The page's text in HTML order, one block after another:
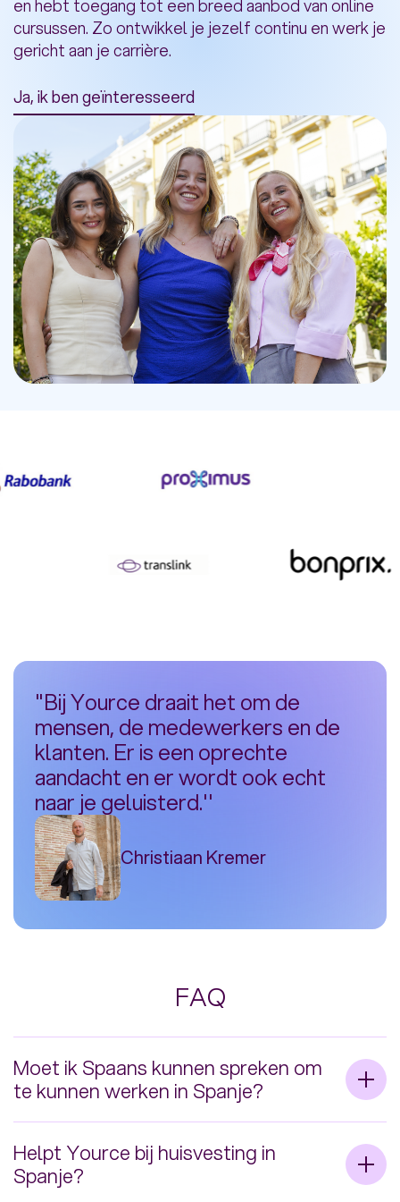
en hebt toegang tot een breed aanbod van online
cursussen. Zo ontwikkel je jezelf continu en werk je
gericht aan je carrière.
Ja, ik ben geïnteresseerd
"Bij Yource draait het om de
mensen, de medewerkers en de
klanten. Er is een oprechte
aandacht en er wordt ook echt
naar je geluisterd.''
Christiaan Kremer
FAQ
Moet ik Spaans kunnen spreken om
te kunnen werken in Spanje?
Spaans te spreken. Je werkt voor
Nederlandse klanten en met Nederlandse &
Helpt Yource bij huisvesting in
Spanje?